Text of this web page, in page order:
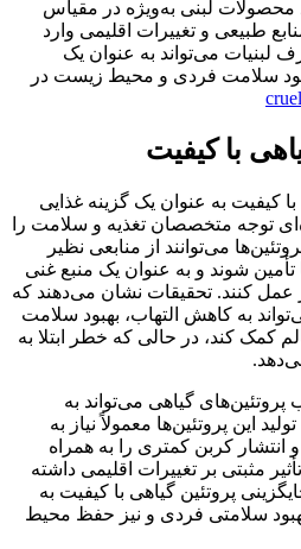
محصولات لبنی به‌ویژه در مقیاس
طبیعی و تغییرات اقلیمی وارد
لبنیات می‌تواند به عنوان یک
سلامت فردی و محیط زیست در
با کیفیت
با کیفیت به عنوان یک گزینه غذایی
توجه متخصصان تغذیه و سلامت را
می‌توانند از منابعی نظیر
تأمین شوند و به عنوان یک منبع غنی
عمل کنند. تحقیقات نشان می‌دهند که
به کاهش التهاب، بهبود سلامت
کند، در حالی که خطر ابتلا به
پروتئین‌های گیاهی می‌تواند به
این پروتئین‌ها معمولاً نیاز به
انتشار کربن کمتری را به همراه
مثبتی بر تغییرات اقلیمی داشته
پروتئین گیاهی با کیفیت به
سلامتی فردی و نیز حفظ محیط